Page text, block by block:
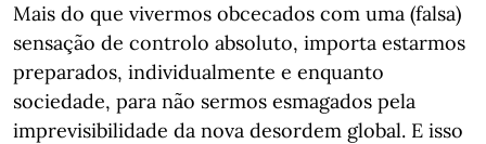
Mais do que vivermos obcecados com uma (falsa)
sensação de controlo absoluto, importa estarmos
preparados, individualmente e enquanto
sociedade, para não sermos esmagados pela
imprevisibilidade da nova desordem global. E isso